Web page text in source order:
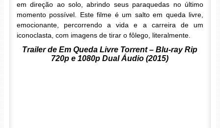
em direção ao solo, abrindo seus paraquedas no último
momento possível. Este filme é um salto em queda livre,
emocionante, percorrendo a vida e a carreira de um
iconoclasta, com imagens de tirar o fôlego, literalmente.
Trailer de Em Queda Livre Torrent – Blu-ray Rip
720p e 1080p Dual Áudio (2015)